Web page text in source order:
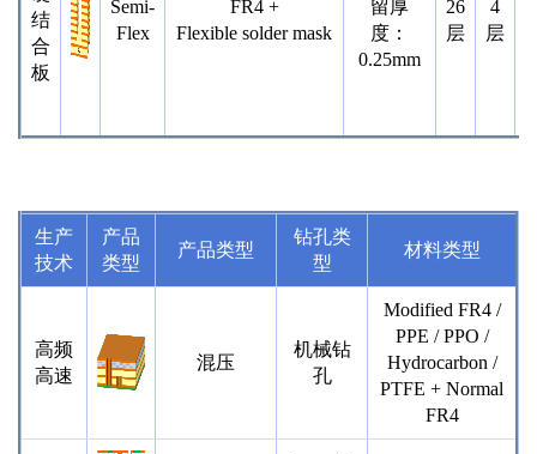
结
合
板
Semi-
Flex
FR4 +
Flexible solder mask
留厚
度：
0.25mm
26
层
4
层
生产
技术
产品
类型
产品类型
钻孔类
型
材料类型
高频
高速
混压
机械钻
孔
Modified FR4 /
PPE / PPO /
Hydrocarbon /
PTFE + Normal
FR4